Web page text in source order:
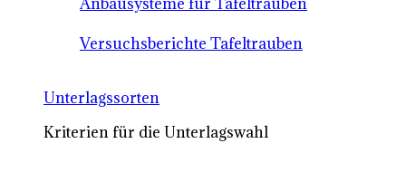
Versuchsberichte Tafeltrauben
Unterlagssorten
Kriterien für die Unterlagswahl